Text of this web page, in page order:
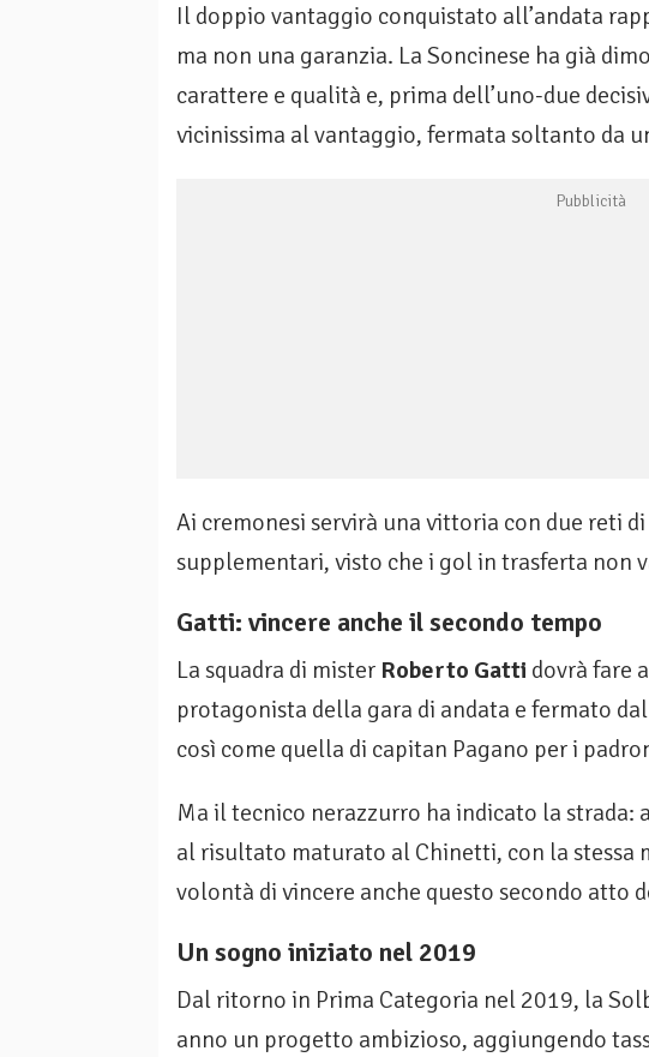
Il doppio vantaggio conquistato all’andata
ma non una garanzia. La Soncinese ha già
carattere e qualità e, prima dell’uno-due
vicinissima al vantaggio, fermata soltanto da
Ai cremonesi servirà una vittoria con due reti
supplementari, visto che i gol in trasferta non
Gatti: vincere anche il secondo tempo
La squadra di mister Roberto Gatti dovrà fare
protagonista della gara di andata e fermato
così come quella di capitan Pagano per i
Ma il tecnico nerazzurro ha indicato la strada:
al risultato maturato al Chinetti, con la stessa
volontà di vincere anche questo secondo atto
Un sogno iniziato nel 2019
Dal ritorno in Prima Categoria nel 2019, la
anno un progetto ambizioso, aggiungendo